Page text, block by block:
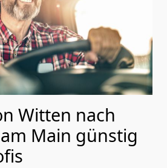
Witten nach
Main günstig